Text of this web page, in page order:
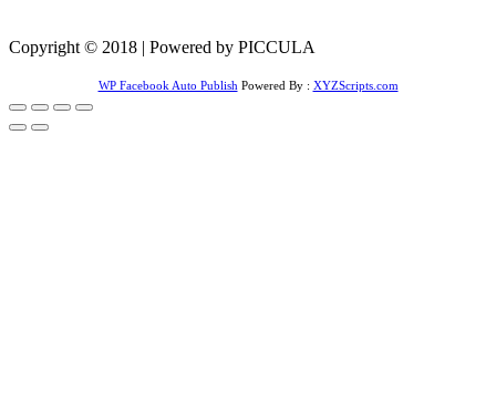
Copyright © 2018 | Powered by PICCULA
WP Facebook Auto Publish Powered By : XYZScripts.com